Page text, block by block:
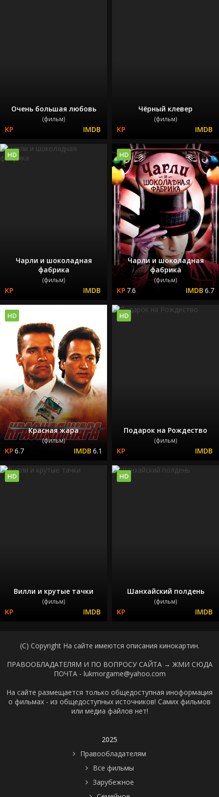
Очень большая любовь
(фильм)
Чёрный клевер
(фильм)
Чарли и шоколадная
фабрика
(фильм)
HD
Чарли и шоколадная
фабрика
(фильм)
7.6 6.7
HD
Красная жара
(фильм)
6.7 6.1
HD
Подарок на Рождество
(фильм)
HD
Вилли и крутые тачки
(фильм)
HD
Шанхайский полдень
(фильм)
HD
(C) Copyright На сайте имеются описания кинокартин.
ПРАВООБЛАДАТЕЛЯМ И ПО ВОПРОСУ САЙТА → ЖМИ СЮДА
ПОЧТА - lukmorgame@yahoo.com
На сайте размещается только общедоступная иноформация
о фильмах - из общедоступных источников! Самих фильмов
или медиа файлов нет!
2025
Правообладателям
Все фильмы
Зарубежное